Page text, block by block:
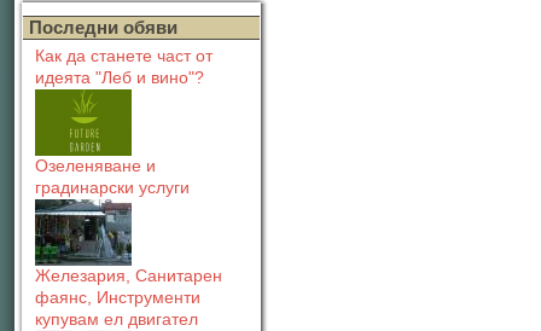
Последни обяви
Как да станете част от
идеята "Леб и вино"?
Озеленяване и
градинарски услуги
Железария, Санитарен
фаянс, Инструменти
купувам ел двигател